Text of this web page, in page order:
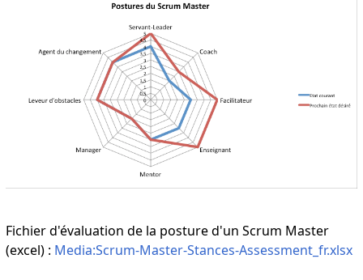
Fichier d'évaluation de la posture d'un Scrum Master
(excel) : Media:Scrum-Master-Stances-Assessment_fr.xlsx